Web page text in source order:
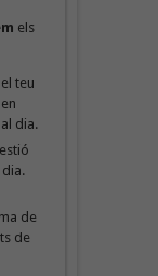
els
teu
dia.
de
de